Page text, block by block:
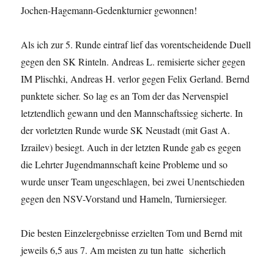
Jochen-Hagemann-Gedenkturnier gewonnen!
Als ich zur 5. Runde eintraf lief das vorentscheidende Duell
gegen den SK Rinteln. Andreas L. remisierte sicher gegen
IM Plischki, Andreas H. verlor gegen Felix Gerland. Bernd
punktete sicher. So lag es an Tom der das Nervenspiel
letztendlich gewann und den Mannschaftssieg sicherte. In
der vorletzten Runde wurde SK Neustadt (mit Gast A.
Izrailev) besiegt. Auch in der letzten Runde gab es gegen
die Lehrter Jugendmannschaft keine Probleme und so
wurde unser Team ungeschlagen, bei zwei Unentschieden
gegen den NSV-Vorstand und Hameln, Turniersieger.
Die besten Einzelergebnisse erzielten Tom und Bernd mit
jeweils 6,5 aus 7. Am meisten zu tun hatte sicherlich